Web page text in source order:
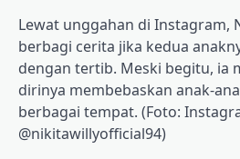
Lewat unggahan di Instagram,
berbagi cerita jika kedua
dengan tertib. Meski begitu, ia
dirinya membebaskan anak-
berbagai tempat. (Foto:
@nikitawillyofficial94)